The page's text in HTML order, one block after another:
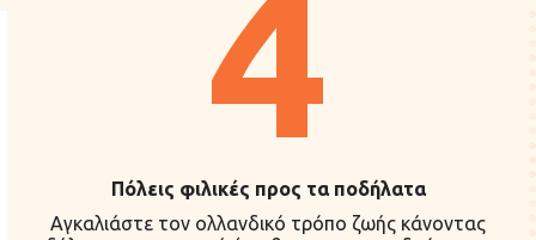
4
Πόλεις φιλικές προς τα ποδήλατα
Αγκαλιάστε τον ολλανδικό τρόπο ζωής κάνοντας